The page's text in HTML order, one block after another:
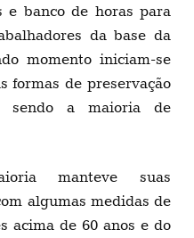
e banco de horas para
da base da
momento iniciam-se
formas de preservação
sendo a maioria de
manteve suas
algumas medidas de
acima de 60 anos e do